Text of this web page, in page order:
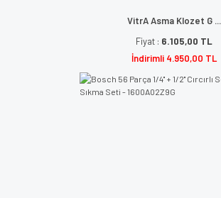
VitrA Asma Klozet G ...
Fiyat : 6.105,00 TL
İndirimli 4.950,00 TL